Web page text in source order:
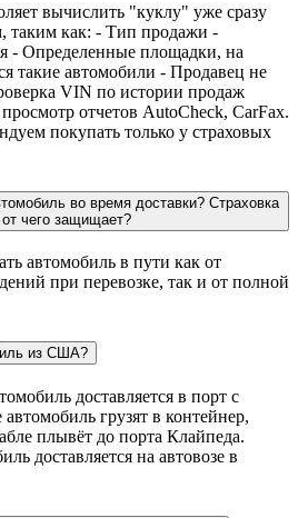
вычислить "куклу" уже сразу
таким как: - Тип продажи -
- Определенные площадки, на
такие автомобили - Продавец не
VIN по истории продаж
отчетов AutoCheck, CarFax.
покупать только у страховых
во время доставки? Страховка
от чего защищает?
автомобиль в пути как от
при перевозке, так и от полной
из США?
доставляется в порт с
грузят в контейнер,
плывёт до порта Клайпеда.
доставляется на автовозе в